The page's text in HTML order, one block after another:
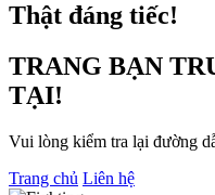
Thật đáng tiếc!
TRANG BẠN
TẠI!
Vui lòng kiểm tra lại đường
Trang chủ Liên hệ